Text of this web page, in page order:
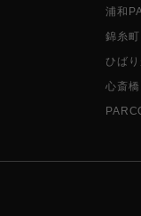
浦和
錦糸
ひば
心斎